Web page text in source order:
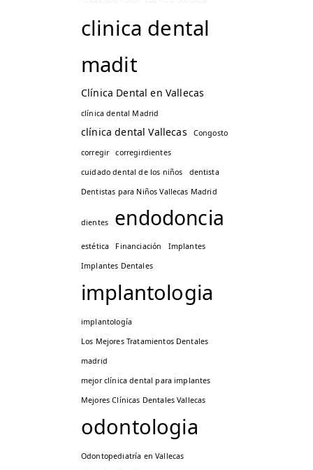
clinica dental
madit
Clínica Dental en Vallecas
clínica dental Madrid
clínica dental Vallecas
Congosto
corregir
corregirdientes
cuidado dental de los niños
dentista
Dentistas para Niños Vallecas Madrid
dientes endodoncia
estética Financiación
Implantes
Implantes Dentales
implantologia
implantología
Los Mejores Tratamientos Dentales
madrid
mejor clínica dental para implantes
Mejores Clínicas Dentales Vallecas
odontologia
Odontopediatría en Vallecas